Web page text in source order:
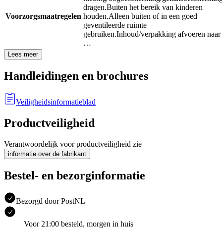
Voorzorgsmaatregelen
dragen.Buiten het bereik van kinderen
houden.Alleen buiten of in een goed
geventileerde ruimte
gebruiken.Inhoud/verpakking afvoeren naar
…
Lees meer
Handleidingen en brochures
Veiligheidsinformatieblad
Productveiligheid
Verantwoordelijk voor productveiligheid zie
informatie over de fabrikant
Bestel- en bezorginformatie
Bezorgd door PostNL
Voor 21:00 besteld, morgen in huis